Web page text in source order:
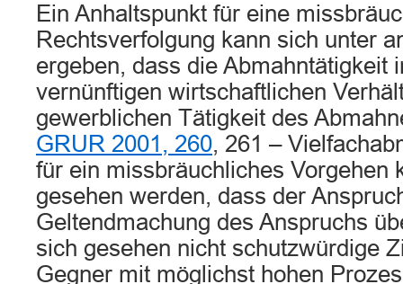
Ein Anhaltspunkt für eine
Rechtsverfolgung kann sich unter
ergeben, dass die Abmahntätigkeit
vernünftigen wirtschaftlichen
gewerblichen Tätigkeit des
GRUR 2001, 260, 261 –
für ein missbräuchliches Vorgehen
gesehen werden, dass der
Geltendmachung des Anspruchs
sich gesehen nicht schutzwürdige
Gegner mit möglichst hohen